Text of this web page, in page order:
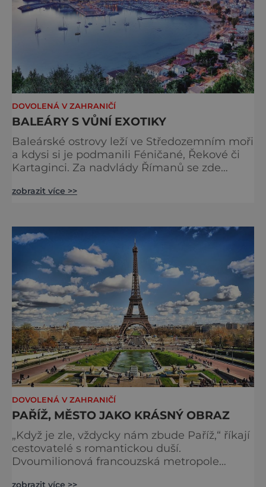
DOVOLENÁ V ZAHRANIČÍ
BALEÁRY S VŮNÍ EXOTIKY
Baleárské ostrovy leží ve Středozemním moři
a kdysi si je podmanili Féničané, Řekové či
Kartaginci. Za nadvlády Římanů se zde
spisovatelka George Sand a skladatel
přezdívají ostrov pomerančovníků,
citronovníků a palem. Je to dovolenkový "ráj
pod sluncem", kt
zobrazit více >>
DOVOLENÁ V ZAHRANIČÍ
PAŘÍŽ, MĚSTO JAKO KRÁSNÝ OBRAZ
„Když je zle, vždycky nám zbude Paříž,“ říkají
cestovatelé s romantickou duší.
Dvoumilionová francouzská metropole